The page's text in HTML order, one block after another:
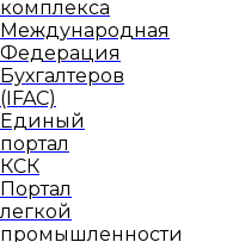
комплекса
Международная
Федерация
Бухгалтеров
(IFAC)
Единый
портал
КСК
Портал
легкой
промышленности